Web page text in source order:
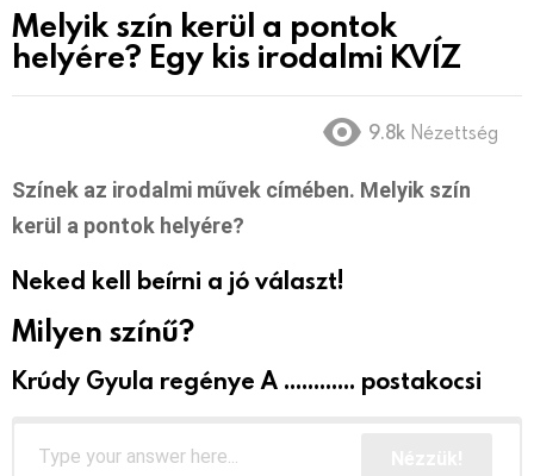
Melyik szín kerül a pontok
helyére? Egy kis irodalmi KVÍZ
9.8k Nézettség
Színek az irodalmi művek címében. Melyik szín
kerül a pontok helyére?
Neked kell beírni a jó választ!
Milyen színű?
Krúdy Gyula regénye A ............ postakocsi